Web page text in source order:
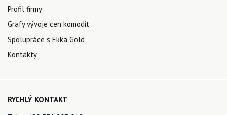
Profil firmy
Grafy vývoje cen komodit
Spolupráce s Ekka Gold
Kontakty
RYCHLÝ KONTAKT